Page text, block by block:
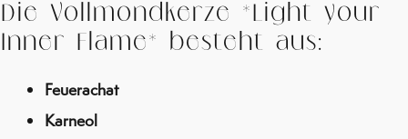
Die Vollmondkerze *Light your
Inner Flame* besteht aus:
Feuerachat
Karneol